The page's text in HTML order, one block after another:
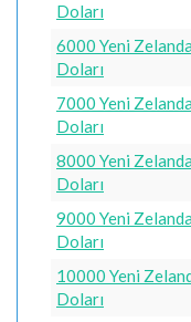
Doları
6000 Yeni
Doları
7000 Yeni
Doları
8000 Yeni
Doları
9000 Yeni
Doları
10000 Yeni
Doları